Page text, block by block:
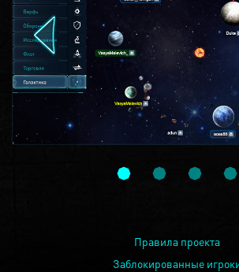
Правила проекта
Заблокированные